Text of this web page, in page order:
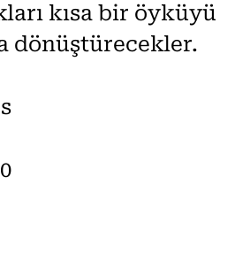
kısa bir öyküyü
dönüştürecekler.